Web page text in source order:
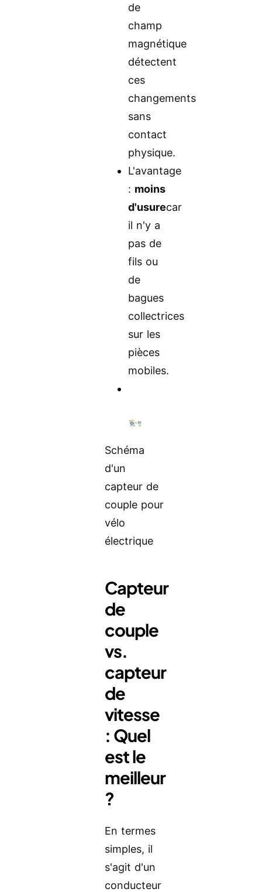
de
champ
magnétique
détectent
ces
changements
sans
contact
physique.
L'avantage
: moins
d'usurecar
il n'y a
pas de
fils ou
de
bagues
collectrices
sur les
pièces
mobiles.
Schéma
d'un
capteur de
couple pour
vélo
électrique
Capteur
de
couple
vs.
capteur
de
vitesse
: Quel
est le
meilleur
?
En termes
simples, il
s'agit d'un
conducteur